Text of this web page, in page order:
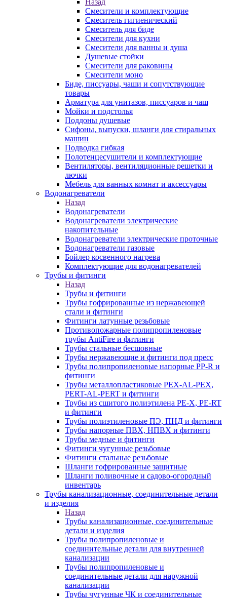
Назад
Смесители и комплектующие
Смеситель гигиенический
Смеситель для биде
Смесители для кухни
Смесители для ванны и душа
Душевые стойки
Смесители для раковины
Смесители моно
Биде, писсуары, чаши и сопутствующие
товары
Арматура для унитазов, писсуаров и чаш
Мойки и подстолья
Поддоны душевые
Сифоны, выпуски, шланги для стиральных
машин
Подводка гибкая
Полотенцесушители и комплектующие
Вентиляторы, вентиляционные решетки и
лючки
Мебель для ванных комнат и аксессуары
Водонагреватели
Назад
Водонагреватели
Водонагреватели электрические
накопительные
Водонагреватели электрические проточные
Водонагреватели газовые
Бойлер косвенного нагрева
Комплектующие для водонагревателей
Трубы и фитинги
Назад
Трубы и фитинги
Трубы гофрированные из нержавеющей
стали и фитинги
Фитинги латунные резьбовые
Противопожарные полипропиленовые
трубы AntiFire и фитинги
Трубы стальные бесшовные
Трубы нержавеющие и фитинги под пресс
Трубы полипропиленовые напорные PP-R и
фитинги
Трубы металлопластиковые PEX-AL-PEX,
PERT-AL-PERT и фитинги
Трубы из сшитого полиэтилена PE-X, PE-RT
и фитинги
Трубы полиэтиленовые ПЭ, ПНД и фитинги
Трубы напорные ПВХ, НПВХ и фитинги
Трубы медные и фитинги
Фитинги чугунные резьбовые
Фитинги стальные резьбовые
Шланги гофрированные защитные
Шланги поливочные и садово-огородный
инвентарь
Трубы канализационные, соединительные детали
и изделия
Назад
Трубы канализационные, соединительные
детали и изделия
Трубы полипропиленовые и
соединительные детали для внутренней
канализации
Трубы полипропиленовые и
соединительные детали для наружной
канализации
Трубы чугунные ЧК и соединительные